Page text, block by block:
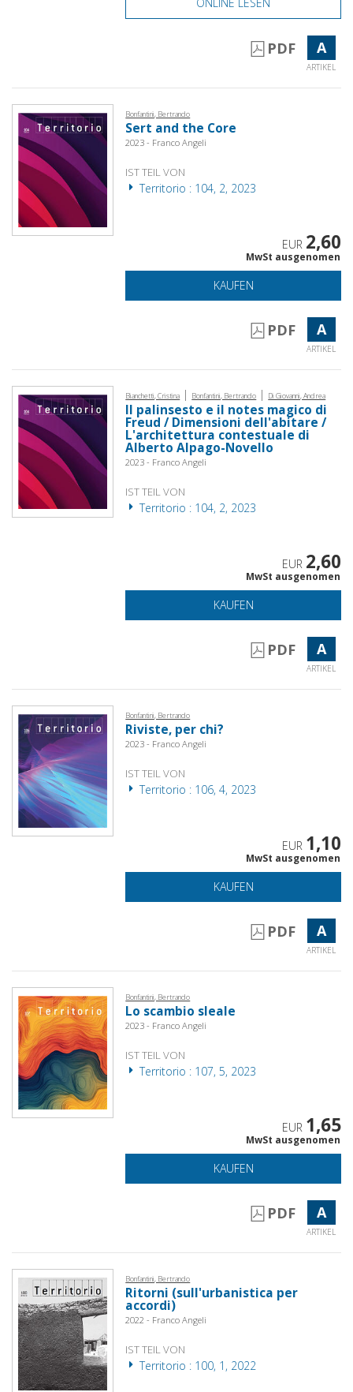
PDF A
ARTIKEL
Bonfantini, Bertrando
Sert and the Core
2023 - Franco Angeli
IST TEIL VON
Territorio : 104, 2, 2023
EUR 2,60
MwSt ausgenomen
KAUFEN
PDF A
ARTIKEL
Bianchetti, Cristina | Bonfantini, Bertrando | Di Giovanni, Andrea
Il palinsesto e il notes magico di
Freud / Dimensioni dell'abitare /
L'architettura contestuale di
Alberto Alpago-Novello
2023 - Franco Angeli
IST TEIL VON
Territorio : 104, 2, 2023
EUR 2,60
MwSt ausgenomen
KAUFEN
PDF A
ARTIKEL
Bonfantini, Bertrando
Riviste, per chi?
2023 - Franco Angeli
IST TEIL VON
Territorio : 106, 4, 2023
EUR 1,10
MwSt ausgenomen
KAUFEN
PDF A
ARTIKEL
Bonfantini, Bertrando
Lo scambio sleale
2023 - Franco Angeli
IST TEIL VON
Territorio : 107, 5, 2023
EUR 1,65
MwSt ausgenomen
KAUFEN
PDF A
ARTIKEL
Bonfantini, Bertrando
Ritorni (sull'urbanistica per
accordi)
2022 - Franco Angeli
IST TEIL VON
Territorio : 100, 1, 2022